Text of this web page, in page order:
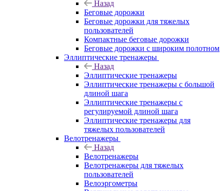
Назад
Беговые дорожки
Беговые дорожки для тяжелых
пользователей
Компактные беговые дорожки
Беговые дорожки с широким полотном
Эллиптические тренажеры
Назад
Эллиптические тренажеры
Эллиптические тренажеры с большой
длиной шага
Эллиптические тренажеры с
регулируемой длиной шага
Эллиптические тренажеры для
тяжелых пользователей
Велотренажеры
Назад
Велотренажеры
Велотренажеры для тяжелых
пользователей
Велоэргометры